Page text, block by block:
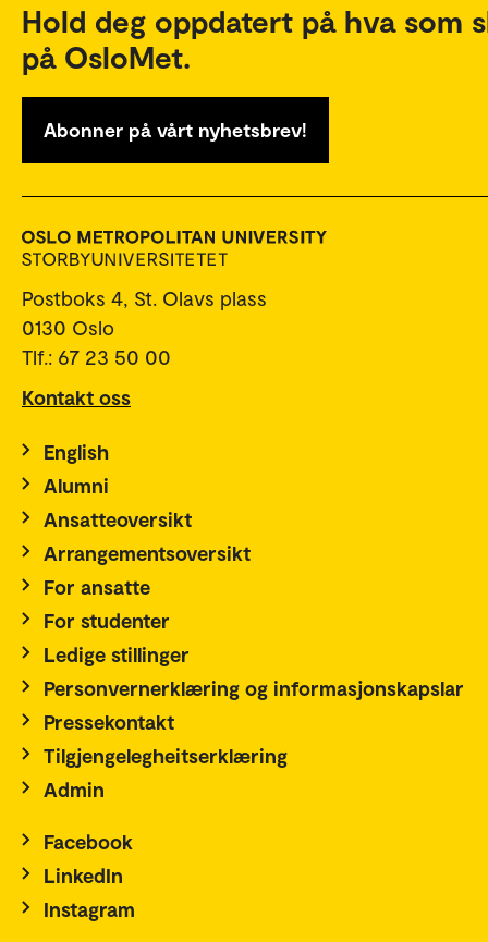
Hold deg oppdatert på hva som
på OsloMet.
Abonner på vårt nyhetsbrev!
Postboks 4, St. Olavs plass
0130 Oslo
Tlf.: 67 23 50 00
Kontakt oss
English
Alumni
Ansatteoversikt
Arrangementsoversikt
For ansatte
For studenter
Ledige stillinger
Personvernerklæring og informasjonskapslar
Pressekontakt
Tilgjengelegheitserklæring
Admin
Facebook
LinkedIn
Instagram